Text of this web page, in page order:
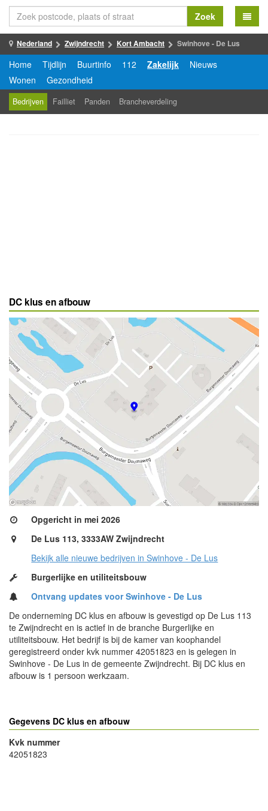
Zoek
Nederland Zwijndrecht Kort Ambacht Swinhove - De Lus
Home Tijdlijn Buurtinfo 112 Zakelijk
Nieuws
Wonen
Gezondheid
Bedrijven Failliet Panden Brancheverdeling
DC klus en afbouw
Opgericht in mei 2026
De Lus 113, 3333AW Zwijndrecht
Bekijk alle nieuwe bedrijven in Swinhove - De Lus
Burgerlijke en utiliteitsbouw
Ontvang updates voor Swinhove - De Lus
De onderneming DC klus en afbouw is gevestigd op De Lus 113
te Zwijndrecht en is actief in de branche Burgerlijke en
utiliteitsbouw. Het bedrijf is bij de kamer van koophandel
geregistreerd onder kvk nummer 42051823 en is gelegen in
Swinhove - De Lus in de gemeente Zwijndrecht. Bij DC klus en
afbouw is 1 persoon werkzaam.
Gegevens DC klus en afbouw
Kvk nummer
42051823